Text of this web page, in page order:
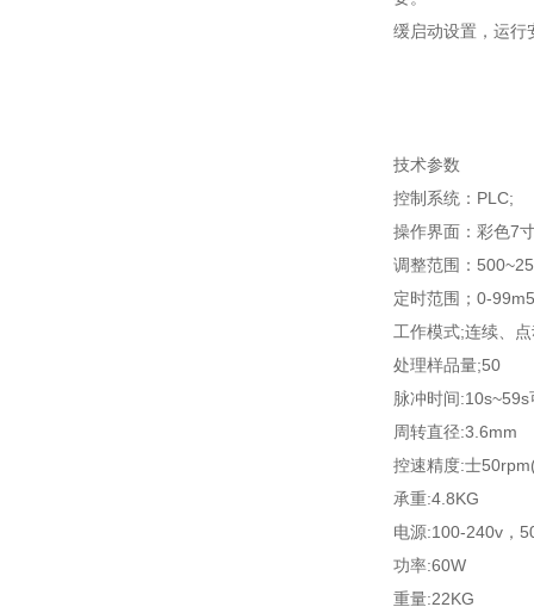
缓启动设置，运行
技术参数
控制系统： PLC;
操作界面：彩色7
调整范围：
定时范围； 0-
工作模式;连续、
处理样品量;50
脉冲时间:10s~59s
周转直径:3.6mm
控速精度:士
承重:4.8KG
电源:100-240v ，
功率:60W
重量:22KG